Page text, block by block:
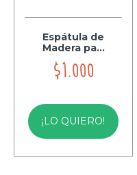
Espátula de
Madera pa...
$1.000
¡LO QUIERO!